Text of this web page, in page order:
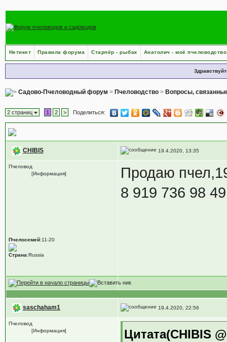
Нетикет Правила форума Старпёр - рыбак Анатолич - моё пчеловодство
Садово-Пчеловодный форум > Пчеловодство> Вопросы,
2 страниц 1 2 > Поделиться:
CHIBIS 19.4.2020, 13:35
Пчеловод
[Информация]
Пчелосемей:11-20
Страна:Russia
Продаю
8 919 736 98 49
saschaham1 19.4.2020, 22:56
Пчеловод
[Информация]
Цитата(CHIBIS